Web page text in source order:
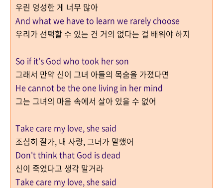
우린 엉성한 게 너무 많아
And what we have to learn we rarely choose
우리가 선택할 수 있는 건 거의 없다는 걸 배워야 하지
So if it's God who took her son
그래서 만약 신이 그녀 아들의 목숨을 가졌다면
He cannot be the one living in her mind
그는 그녀의 마음 속에서 살아 있을 수 없어
Take care my love, she said
조심히 잘가, 내 사랑, 그녀가 말했어
Don't think that God is dead
신이 죽었다고 생각 말거라
Take care my love, she said